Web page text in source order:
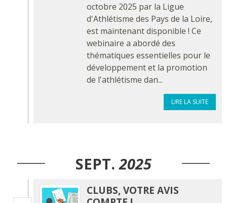
octobre 2025 par la Ligue
d'Athlétisme des Pays de la Loire,
est maintenant disponible ! Ce
webinaire a abordé des
thématiques essentielles pour le
développement et la promotion
de l'athlétisme dan...
LIRE LA SUITE
SEPT. 2025
CLUBS, VOTRE AVIS